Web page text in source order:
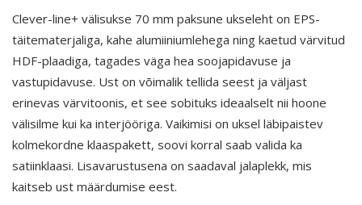
Clever-line+ välisukse 70 mm paksune ukseleht on EPS-
täitematerjaliga, kahe alumiiniumlehega ning kaetud värvitud
HDF-plaadiga, tagades väga hea soojapidavuse ja
vastupidavuse. Ust on võimalik tellida seest ja väljast
erinevas värvitoonis, et see sobituks ideaalselt nii hoone
välisilme kui ka interjööriga. Vaikimisi on uksel läbipaistev
kolmekordne klaaspakett, soovi korral saab valida ka
satiinklaasi. Lisavarustusena on saadaval jalaplekk, mis
kaitseb ust määrdumise eest.